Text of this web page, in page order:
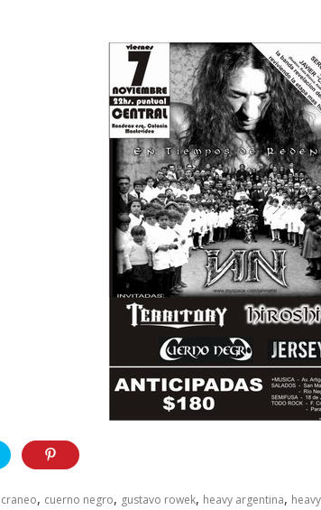
craneo, cuerno negro, gustavo rowek, heavy argentina,